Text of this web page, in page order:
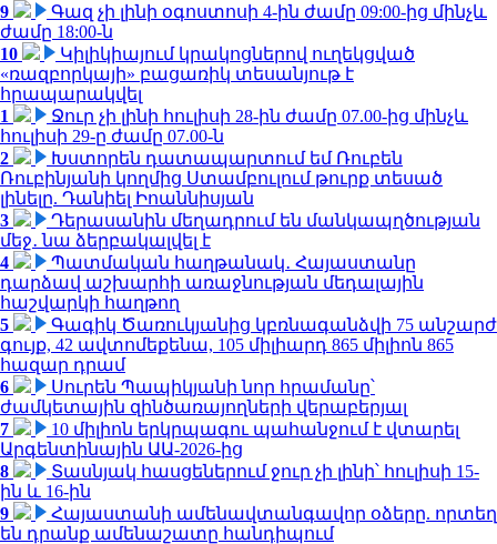
9
Գազ չի լինի օգոստոսի 4-ին ժամը 09:00-ից մինչև
ժամը 18:00-ն
10
Կիլիկիայում կրակոցներով ուղեկցված
«ռազբորկայի» բացառիկ տեսանյութ է
հրապարակվել
1
Ջուր չի լինի հուլիսի 28-ին ժամը 07.00-ից մինչև
հուլիսի 29-ը ժամը 07.00-ն
2
Խստորեն դատապարտում եմ Ռուբեն
Ռուբինյանի կողմից Ստամբուլում թուրք տեսած
լինելը. Դանիել Իոաննիսյան
3
Դերասանին մեղադրում են մանկապղծության
մեջ․ նա ձերբակալվել է
4
Պատմական հաղթանակ․ Հայաստանը
դարձավ աշխարհի առաջնության մեդալային
հաշվարկի հաղթող
5
Գագիկ Ծառուկյանից կբռնագանձվի 75 անշարժ
գույք, 42 ավտոմեքենա, 105 միլիարդ 865 միլիոն 865
հազար դրամ
6
Սուրեն Պապիկյանի նոր հրամանը՝
ժամկետային զինծառայողների վերաբերյալ
7
10 միլիոն երկրպագու պահանջում է վտարել
Արգենտինային ԱԱ-2026-ից
8
Տասնյակ հասցեներում ջուր չի լինի՝ հուլիսի 15-
ին և 16-ին
9
Հայաստանի ամենավտանգավոր օձերը. որտեղ
են դրանք ամենաշատը հանդիպում